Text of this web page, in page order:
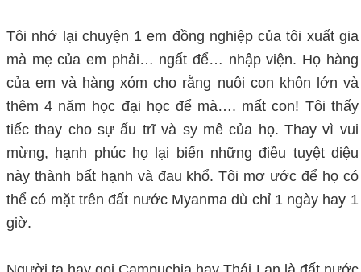
Tôi nhớ lại chuyện 1 em đồng nghiệp của tôi xuất gia
mà mẹ của em phải… ngất để… nhập viện. Họ hàng
của em và hàng xóm cho rằng nuôi con khôn lớn và
thêm 4 năm học đại học để mà…. mất con! Tôi thấy
tiếc thay cho sự ấu trĩ và sy mê của họ. Thay vì vui
mừng, hạnh phúc họ lại biến những điều tuyệt diệu
này thành bất hạnh và đau khổ. Tôi mơ ước để họ có
thể có mặt trên đất nước Myanma dù chỉ 1 ngày hay 1
giờ.